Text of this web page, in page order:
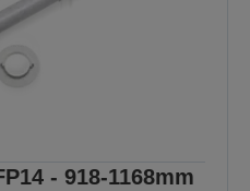
- 918-1168mm